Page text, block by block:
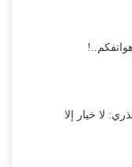
لا خيار إلا